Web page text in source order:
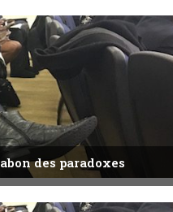
des paradoxes